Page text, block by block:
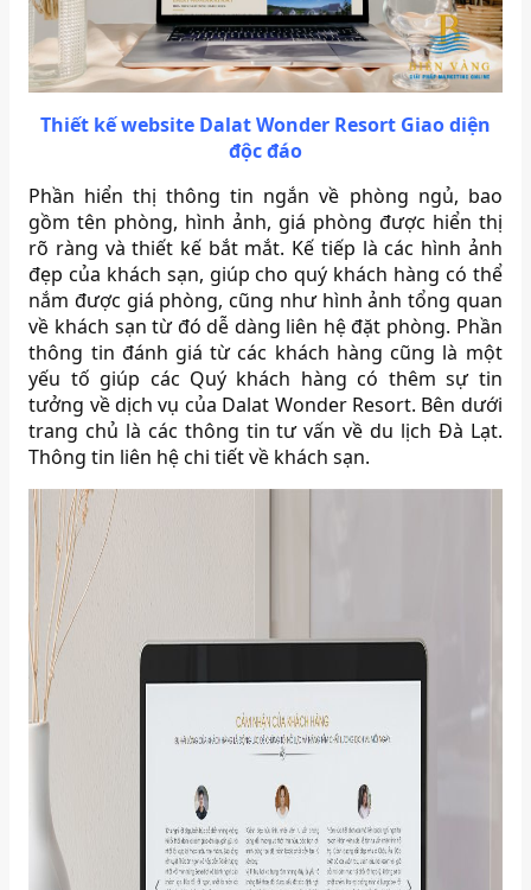
Thiết kế website Dalat Wonder Resort Giao diện
độc đáo
Phần hiển thị thông tin ngắn về phòng ngủ, bao
gồm tên phòng, hình ảnh, giá phòng được hiển thị
rõ ràng và thiết kế bắt mắt. Kế tiếp là các hình ảnh
đẹp của khách sạn, giúp cho quý khách hàng có thể
nắm được giá phòng, cũng như hình ảnh tổng quan
về khách sạn từ đó dễ dàng liên hệ đặt phòng. Phần
thông tin đánh giá từ các khách hàng cũng là một
yếu tố giúp các Quý khách hàng có thêm sự tin
tưởng về dịch vụ của Dalat Wonder Resort. Bên dưới
trang chủ là các thông tin tư vấn về du lịch Đà Lạt.
Thông tin liên hệ chi tiết về khách sạn.